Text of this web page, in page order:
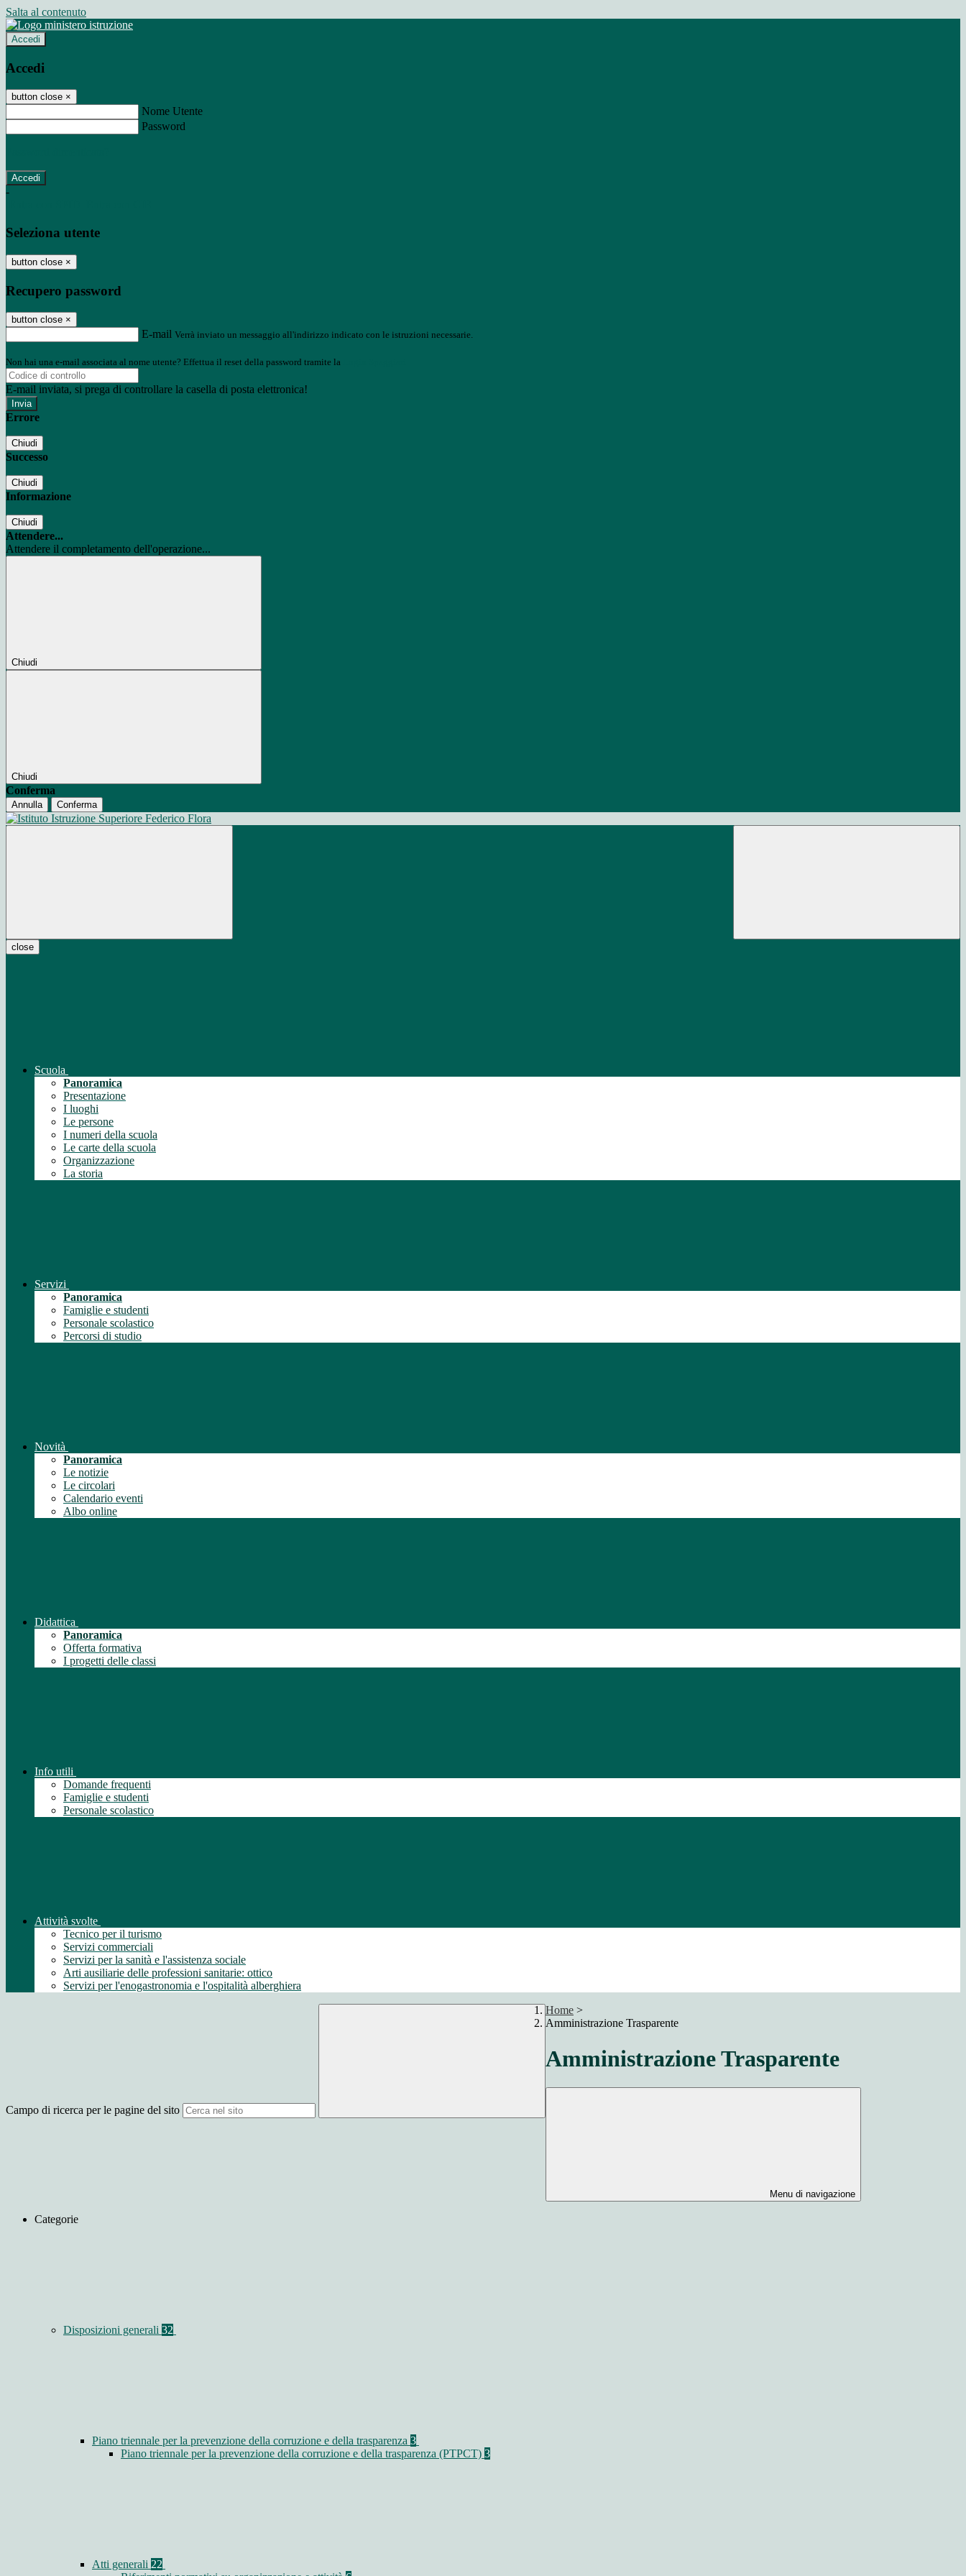
Salta al contenuto
Accedi
Accedi
button close ×
Nome Utente
Password
-
Seleziona utente
button close ×
Recupero password
button close ×
E-mail Verrà inviato un messaggio all'indirizzo indicato con le istruzioni necessarie.
Non hai una e-mail associata al nome utente? Effettua il reset della password tramite la
E-mail inviata, si prega di controllare la casella di posta elettronica!
Errore
Chiudi
Successo
Chiudi
Informazione
Chiudi
Attendere...
Attendere il completamento dell'operazione...
Chiudi
Chiudi
Conferma
Annulla Conferma
close
Scuola
Panoramica
Presentazione
I luoghi
Le persone
I numeri della scuola
Le carte della scuola
Organizzazione
La storia
Servizi
Panoramica
Famiglie e studenti
Personale scolastico
Percorsi di studio
Novità
Panoramica
Le notizie
Le circolari
Calendario eventi
Albo online
Didattica
Panoramica
Offerta formativa
I progetti delle classi
Info utili
Domande frequenti
Famiglie e studenti
Personale scolastico
Attività svolte
Tecnico per il turismo
Servizi commerciali
Servizi per la sanità e l'assistenza sociale
Arti ausiliarie delle professioni sanitarie: ottico
Servizi per l'enogastronomia e l'ospitalità alberghiera
Campo di ricerca per le pagine del sito
Home >
Amministrazione Trasparente
Amministrazione Trasparente
Menu di navigazione
Categorie
Disposizioni generali 32
Piano triennale per la prevenzione della corruzione e della trasparenza 3
Piano triennale per la prevenzione della corruzione e della trasparenza (PTPCT) 3
Atti generali 22